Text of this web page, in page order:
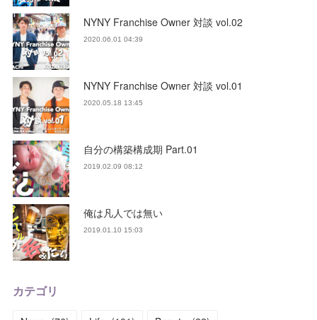
NYNY Franchise Owner 対談 vol.02
2020.06.01 04:39
NYNY Franchise Owner 対談 vol.01
2020.05.18 13:45
自分の構築構成期 Part.01
2019.02.09 08:12
俺は凡人では無い
2019.01.10 15:03
カテゴリ